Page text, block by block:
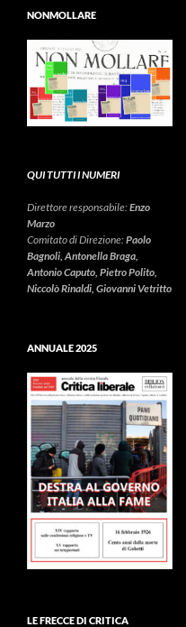
NONMOLLARE
QUI TUTTI I NUMERI
Direttore responsabile:Enzo
Marzo
Comitato di Direzione:Paolo
Bagnoli, Antonella Braga,
Antonio Caputo, Pietro Polito,
Niccolò Rinaldi, Giovanni Vetritto
ANNUALE 2025
LE FRECCE DI CRITICA